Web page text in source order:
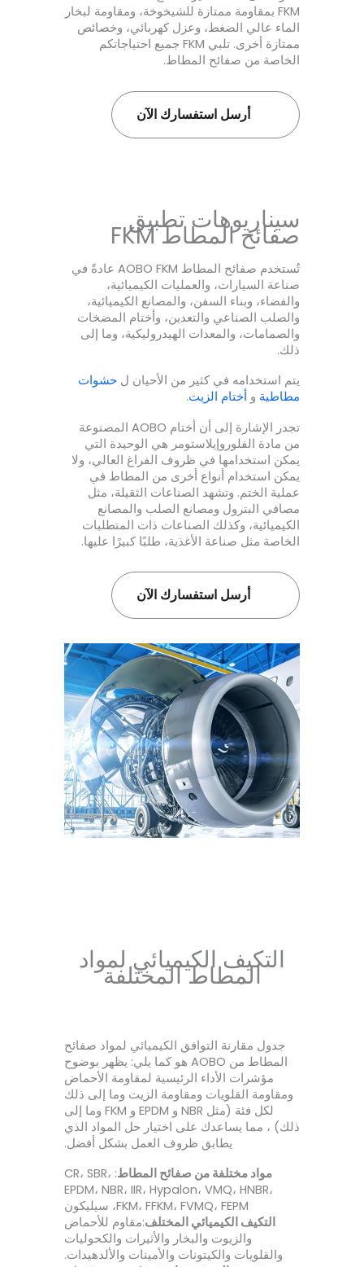
FKM بمقاومة ممتازة للشيخوخة، ومقاومة لبخار
الماء عالي الضغط، وعزل كهربائي، وخصائص
ممتازة أخرى. تلبي FKM جميع احتياجاتكم
الخاصة من صفائح المطاط.
أرسل استفسارك الآن
سيناريوهات تطبيق
صفائح المطاط FKM
تُستخدم صفائح المطاط AOBO FKM عادةً في
صناعة السيارات، والعمليات الكيميائية،
والفضاء، وبناء السفن، والمصانع الكيميائية،
والصلب الصناعي والتعدين، وأختام المضخات
والصمامات، والمعدات الهيدروليكية، وما إلى
ذلك.
يتم استخدامه في كثير من الأحيان ل حشوات
مطاطية و أختام الزيت.
تجدر الإشارة إلى أن أختام AOBO المصنوعة
من مادة الفلوروإيلاستومر هي الوحيدة التي
يمكن استخدامها في ظروف الفراغ العالي، ولا
يمكن استخدام أنواع أخرى من المطاط في
عملية الختم. وتشهد الصناعات الثقيلة، مثل
مصافي البترول ومصانع الصلب والمصانع
الكيميائية، وكذلك الصناعات ذات المتطلبات
الخاصة مثل صناعة الأغذية، طلبًا كبيرًا عليها.
أرسل استفسارك الآن
التكيف الكيميائي لمواد
المطاط المختلفة
جدول مقارنة التوافق الكيميائي لمواد صفائح
المطاط من AOBO هو كما يلي: يظهر بوضوح
مؤشرات الأداء الرئيسية لمقاومة الأحماض
ومقاومة القلويات ومقاومة الزيت وما إلى ذلك
لكل فئة (مثل NBR و EPDM و FKM وما إلى
ذلك) ، مما يساعدك على اختيار حل المواد الذي
يطابق ظروف العمل بشكل أفضل.
مواد مختلفة من صفائح المطاط : CR، SBR،
EPDM، NBR، IIR، Hypalon، VMQ، HNBR،
FKM، FFKM، FVMQ، FEPM، سيليكون
التكيف الكيميائي المختلف:مقاوم للأحماض
والزيوت والبخار والأثيرات والكحوليات
والقلويات والكيتونات والأمينات والألدهيدات.